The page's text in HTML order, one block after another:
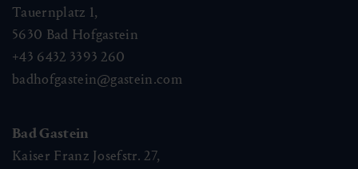
Tauernplatz 1,
5630 Bad Hofgastein
+43 6432 3393 260
badhofgastein@gastein.com
Bad Gastein
Kaiser Franz Josefstr. 27,